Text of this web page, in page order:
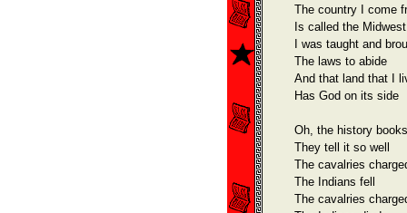
The country I come
Is called the Midwest
I was taught and
The laws to abide
And that land that I
Has God on its side
Oh, the history
They tell it so well
The cavalries
The Indians fell
The cavalries